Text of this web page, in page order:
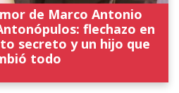
de Marco Antonio
flechazo en
secreto y un hijo que
todo